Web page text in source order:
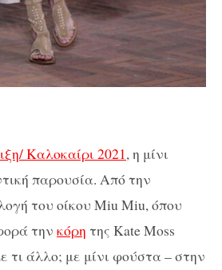
Καλοκαίρι 2021, η μίνι
παρουσία. Από την
του οίκου Miu Miu, όπου
την κόρη της Kate Moss
τι άλλο; με μίνι φούστα – στην